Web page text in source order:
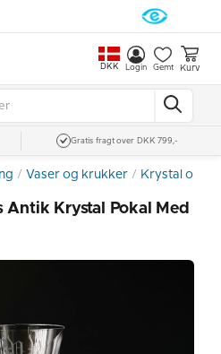
DKK Login Gemt Kurv
Gratis fragt over DKK 799,-
Vaser og krukker Krystal og
Antik Krystal Pokal Med